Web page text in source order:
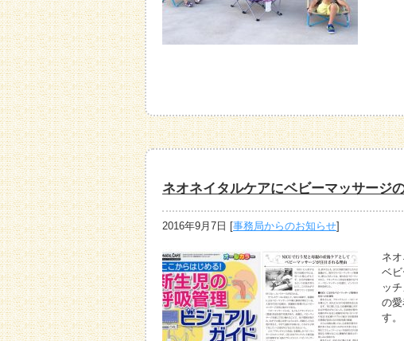
ネオネイタルケアにベビーマッサージ
2016年9月7日 [事務局からのお知らせ]
ネ
ベ
ッ
の
す。